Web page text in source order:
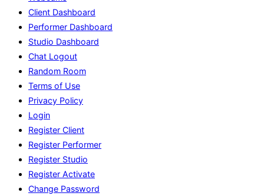
Client Dashboard
Performer Dashboard
Studio Dashboard
Chat Logout
Random Room
Terms of Use
Privacy Policy
Login
Register Client
Register Performer
Register Studio
Register Activate
Change Password